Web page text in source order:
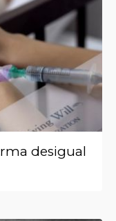
desigual